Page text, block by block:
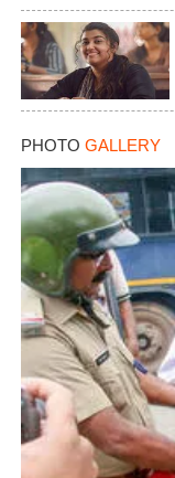
PHOTO GALLERY